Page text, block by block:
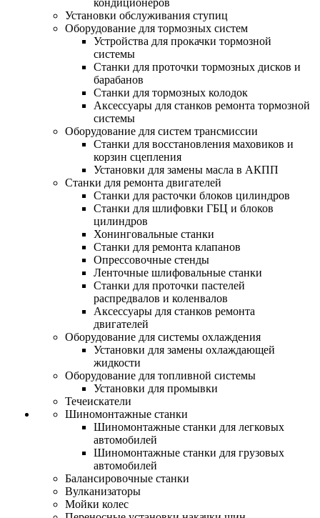
кондиционеров
Установки обслуживания ступиц
Оборудование для тормозных систем
Устройства для прокачки тормозной
системы
Станки для проточки тормозных дисков и
барабанов
Станки для тормозных колодок
Аксессуары для станков ремонта тормозной
системы
Оборудование для систем трансмиссии
Станки для восстановления маховиков и
корзин сцепления
Установки для замены масла в АКПП
Станки для ремонта двигателей
Станки для расточки блоков цилиндров
Станки для шлифовки ГБЦ и блоков
цилиндров
Хонинговальные станки
Станки для ремонта клапанов
Опрессовочные стенды
Ленточные шлифовальные станки
Станки для проточки пастелей
распредвалов и коленвалов
Аксессуары для станков ремонта
двигателей
Оборудование для системы охлаждения
Установки для замены охлаждающей
жидкости
Оборудование для топливной системы
Установки для промывки
Течеискатели
Шиномонтажные станки
Шиномонтажные станки для легковых
автомобилей
Шиномонтажные станки для грузовых
автомобилей
Балансировочные станки
Вулканизаторы
Мойки колес